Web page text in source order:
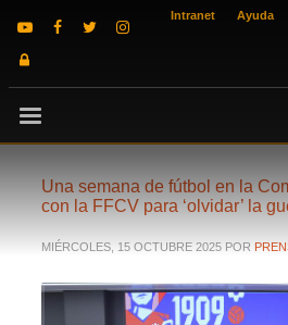
Intranet Ayuda
Una semana de fútbol en la
con la FFCV para ‘olvidar’ la
MIÉRCOLES, 15 OCTUBRE 2025 POR